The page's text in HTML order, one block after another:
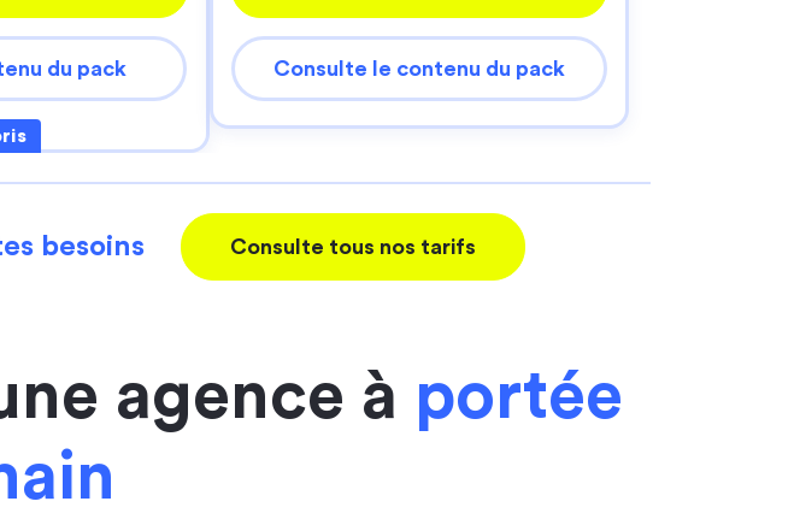
du pack Consulte le contenu du pack
besoins Consulte tous nos tarifs
agence à portée